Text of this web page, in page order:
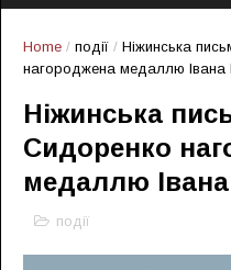
Home / події / Ніжинська
нагороджена медаллю Івана
Ніжинська
Сидоренко
медаллю
події